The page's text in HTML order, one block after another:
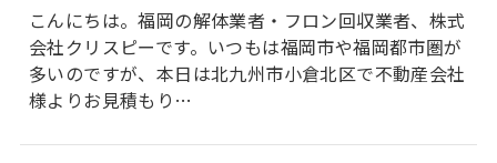
こんにちは。福岡の解体業者・フロン回収業者、株式
会社クリスピーです。いつもは福岡市や福岡都市圏が
多いのですが、本日は北九州市小倉北区で不動産会社
様よりお見積もり…